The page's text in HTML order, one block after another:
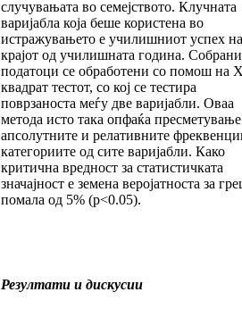
случувањата во семејството. Клучната
варијабла која беше користена во
истражувањето е училишниот успех на
крајот од училишната година.
податоци се обработени со помош на
квадрат тестот, со кој се тестира
поврзаноста меѓу две варијабли. Оваа
метода исто така опфаќа
апсолутните и релативните
категориите од сите варијабли. Како
критична вредност за статистичката
значајност е земена веројатноста за
помала од 5% (p<0.05).
Резултати и дискусии